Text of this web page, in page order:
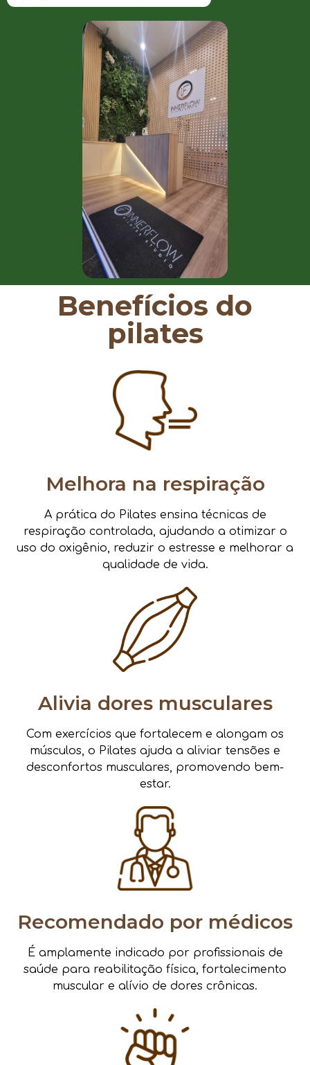
Benefícios do
pilates
Melhora na respiração
A prática do Pilates ensina técnicas de
respiração controlada, ajudando a otimizar o
uso do oxigênio, reduzir o estresse e melhorar a
qualidade de vida.
Alivia dores musculares
Com exercícios que fortalecem e alongam os
músculos, o Pilates ajuda a aliviar tensões e
desconfortos musculares, promovendo bem-
estar.
Recomendado por médicos
É amplamente indicado por profissionais de
saúde para reabilitação física, fortalecimento
muscular e alívio de dores crônicas.